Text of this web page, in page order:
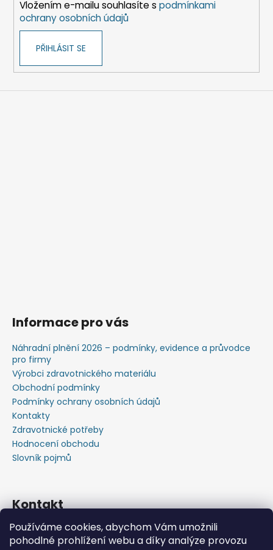
Používáme cookies, abychom Vám umožnili
pohodlné prohlížení webu a díky analýze provozu
Vložením e-mailu souhlasíte s podmínkami
ochrany osobních údajů
PŘIHLÁSIT SE
Informace pro vás
Náhradní plnění 2026 – podmínky, evidence a průvodce
pro firmy
Výrobci zdravotnického materiálu
Obchodní podmínky
Podmínky ochrany osobních údajů
Kontakty
Zdravotnické potřeby
Hodnocení obchodu
Slovník pojmů
Kontakt
+420603583759 ,+420734720049
https://www.facebook.com/profile.php?id=615793934